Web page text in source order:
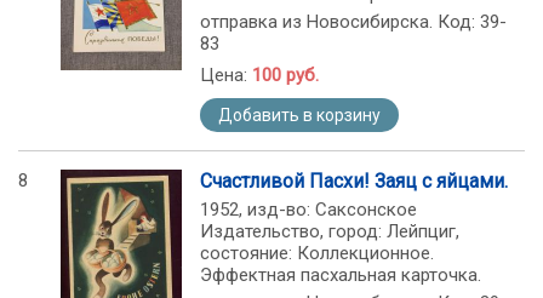
отправка из Новосибирска. Код: 39-
83
Цена: 100 руб.
Добавить в корзину
8 Счастливой Пасхи! Заяц с яйцами.
1952, изд-во: Саксонское
Издательство, город: Лейпциг,
состояние: Коллекционное.
Эффектная пасхальная карточка.